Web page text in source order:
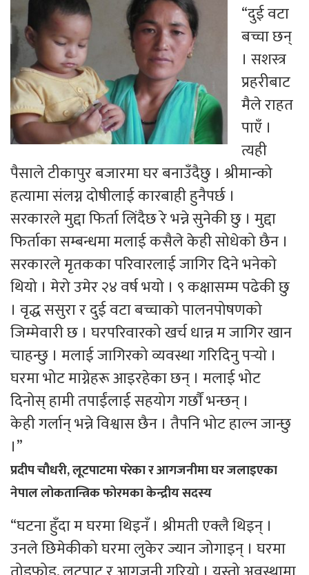
“दुई वटा
बच्चा छन्
। सशस्त्र
प्रहरीबाट
मैले राहत
पाएँ ।
त्यही
पैसाले टीकापुर बजारमा घर बनाउँदैछु । श्रीमान्को
हत्यामा संलग्न दोषीलाई कारबाही हुनैपर्छ ।
सरकारले मुद्दा फिर्ता लिंदैछ रे भन्ने सुनेकी छु । मुद्दा
फिर्ताका सम्बन्धमा मलाई कसैले केही सोधेको छैन ।
सरकारले मृतकका परिवारलाई जागिर दिने भनेको
थियो । मेरो उमेर २४ वर्ष भयो । ९ कक्षासम्म पढेकी छु
। वृद्ध ससुरा र दुई वटा बच्चाको पालनपोषणको
जिम्मेवारी छ । घरपरिवारको खर्च धान्न म जागिर खान
चाहन्छु । मलाई जागिरको व्यवस्था गरिदिनु पर्‍यो ।
घरमा भोट माग्नेहरू आइरहेका छन् । मलाई भोट
दिनोस् हामी तपाईंलाई सहयोग गर्छाैं भन्छन् ।
केही गर्लान् भन्ने विश्वास छैन । तैपनि भोट हाल्न जान्छु
।”
प्रदीप चौधरी, लूटपाटमा परेका र आगजनीमा घर जलाइएका
नेपाल लोकतान्त्रिक फोरमका केन्द्रीय सदस्य
“घटना हुँदा म घरमा थिइनँ । श्रीमती एक्लै थिइन् ।
उनले छिमेकीको घरमा लुकेर ज्यान जोगाइन् । घरमा